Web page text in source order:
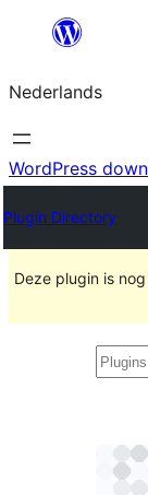
de
inhoud
Nederlands
WordPress
Plugin Directory
Deze plugin is